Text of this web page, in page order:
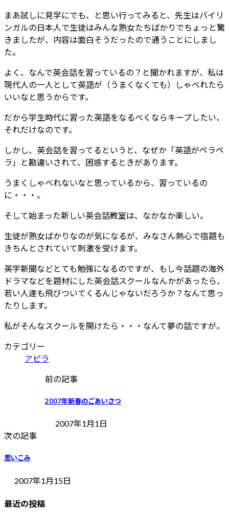
まあ試しに見学にでも、と思い行ってみると、先生はバイリ
ンガルの日本人で生徒はみんな熟女たちばかりでちょっと驚
きましたが、内容は面白そうだったので通うことにしまし
た。
よく、なんで英会話を習っているの？と聞かれますが、私は
現代人の一人として英語が（うまくなくても）しゃべれたら
いいなと思うからです。
だから学生時代に習った英語をなるべくならキープしたい、
それだけなのです。
しかし、英会話を習ってるというと、なぜか「英語がペラペ
ラ」と勘違いされて、困惑するときがあります。
うまくしゃべれないなと思っているから、習っているの
に・・・。
そして始まった新しい英会話教室は、なかなか楽しい。
生徒が熟女ばかりなのが気になるが、みなさん熱心で宿題も
きちんとされていて刺激を受けます。
英字新聞などとても勉強になるのですが、もし今話題の海外
ドラマなどを題材にした英会話スクールなんかがあったら、
若い人達も飛びついてくるんじゃないだろうか？なんて思っ
たりします。
私がそんなスクールを開けたら・・・なんて夢の話ですが。
カテゴリー
アピラ
前の記事
2007年新春のごあいさつ
2007年1月1日
次の記事
思いこみ
2007年1月15日
最近の投稿